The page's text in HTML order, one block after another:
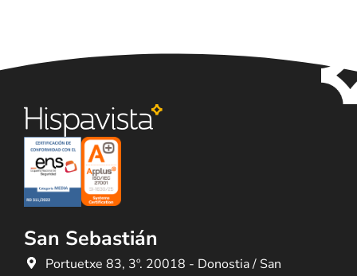
San Sebastián
Portuetxe 83, 3º. 20018 - Donostia / San